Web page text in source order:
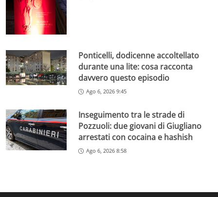
Ponticelli, dodicenne accoltellato
durante una lite: cosa racconta
davvero questo episodio
Ago 6, 2026 9:45
Inseguimento tra le strade di
Pozzuoli: due giovani di Giugliano
arrestati con cocaina e hashish
Ago 6, 2026 8:58